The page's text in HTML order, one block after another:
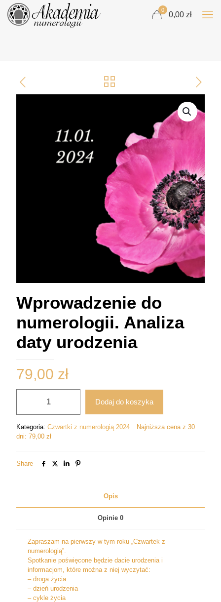
0
0,00 zł
Wprowadzenie do
numerologii. Analiza
daty urodzenia
79,00 zł
Wprowadzenie
Analiza
daty
Dodaj do koszyka
Kategoria: Czwartki z numerologią 2024
Najniższa cena z 30
dni: 79,00 zł
Share
Opis
Opinie 0
Zapraszam na pierwszy w tym roku „Czwartek z
numerologią”.
Spotkanie poświęcone będzie dacie urodzenia i
informacjom, które można z niej wyczytać:
– droga życia
– dzień urodzenia
– cykle życia